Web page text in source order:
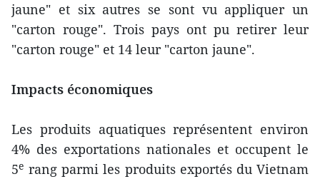
jaune" et six autres se sont vu appliquer un
"carton rouge". Trois pays ont pu retirer leur
"carton rouge" et 14 leur "carton jaune".
Impacts économiques
Les produits aquatiques représentent environ
4% des exportations nationales et occupent le
5e rang parmi les produits exportés du Vietnam